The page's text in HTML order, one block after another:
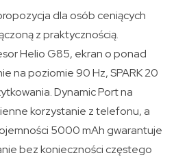
dla osób ceniących
z praktycznością.
Helio G85, ekran o ponad
na poziomie 90 Hz, SPARK 20
Dynamic Port na
korzystanie z telefonu, a
5000 mAh gwarantuje
bez konieczności częstego